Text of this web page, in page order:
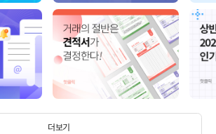
더보기